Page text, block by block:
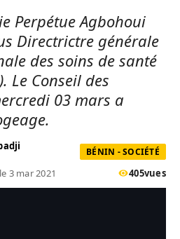
Perpétue Agbohoui
Directrictre générale
des soins de santé
Le Conseil des
03 mars a
BÉNIN - SOCIÉTÉ
3 mar 2021 405vues